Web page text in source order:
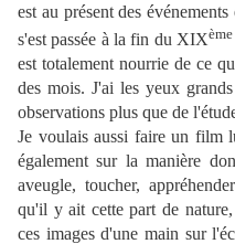
est au présent des
s'est passée à la fin du XIXème
est totalement nourrie de ce
des mois. J'ai les yeux
observations plus que de
Je voulais aussi faire un film
également sur la manière
aveugle, toucher,
qu'il y ait cette part de
ces images d'une main sur